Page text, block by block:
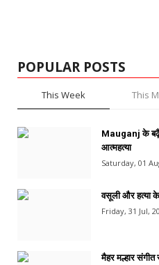
POPULAR POSTS
This Week This
Mauganj के
आत्महत्या
Saturday, 01
वसूली और हत्या
Friday, 31 Jul,
मैहर मल्हार